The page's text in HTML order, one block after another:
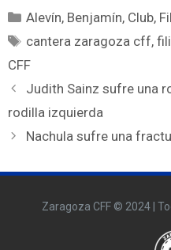
Alevín, Benjamín, Club,
cantera zaragoza cff,
CFF
Judith Sainz sufre una
rodilla izquierda
Nachula sufre una
Zaragoza CFF © 2024 |